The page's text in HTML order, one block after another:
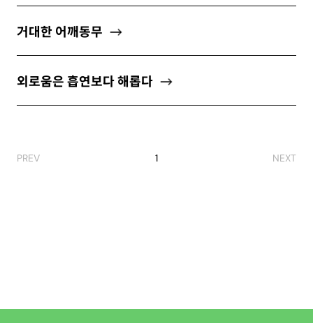
newsletter
마음 성장 콘텐츠를 뉴스레터로 만나보세요.
거대한 어깨동무
외로움은 흡연보다 해롭다
PREV 1 NEXT